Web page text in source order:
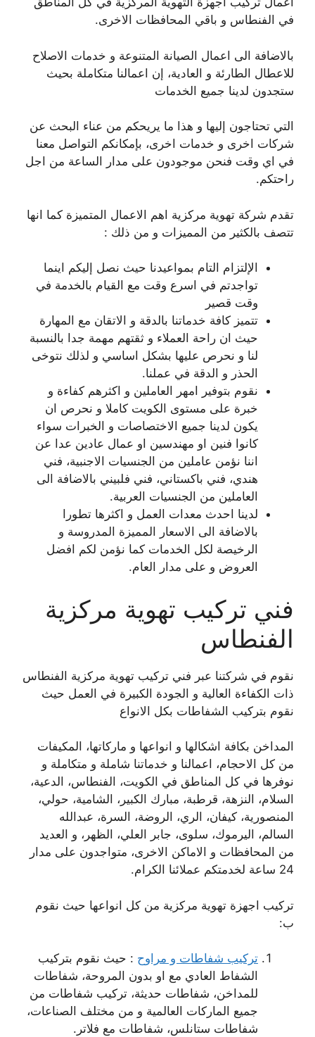
في الفنطاس و باقي المحافظات الاخرى.
بالاضافة الى اعمال الصيانة المتنوعة و خدمات الاصلاح
للاعطال الطارئة و العادية، إن اعمالنا متكاملة بحيث
ستجدون لدينا جميع الخدمات
التي تحتاجون إليها و هذا ما يريحكم من عناء البحث عن
شركات اخرى و خدمات اخرى، بإمكانكم التواصل معنا
في اي وقت فنحن موجودون على مدار الساعة من اجل
راحتكم.
تقدم شركة تهوية مركزية اهم الاعمال المتميزة كما انها
تتصف بالكثير من المميزات و من ذلك :
الإلتزام التام بمواعيدنا حيث نصل إليكم اينما
تواجدتم في اسرع وقت مع القيام بالخدمة في
وقت قصير
تتميز كافة خدماتنا بالدقة و الاتقان مع المهارة
حيث ان راحة العملاء و ثقتهم مهمة جدا بالنسبة
لنا و نحرص عليها بشكل اساسي و لذلك نتوخى
الحذر و الدقة في عملنا.
نقوم بتوفير امهر العاملين و اكثرهم كفاءة و
خبرة على مستوى الكويت كاملا و نحرص ان
يكون لدينا جميع الاختصاصات و الخبرات سواء
كانوا فنين او مهندسين او عمال عادين عدا عن
اننا نؤمن عاملين من الجنسيات الاجنبية، فني
هندي، فني باكستاني، فني فلبيني بالاضافة الى
العاملين من الجنسيات العربية.
لدينا احدث معدات العمل و اكثرها تطورا
بالاضافة الى الاسعار المميزة المدروسة و
الرخيصة لكل الخدمات كما نؤمن لكم افضل
العروض و على مدار العام.
فني تركيب تهوية مركزية
الفنطاس
نقوم في شركتنا عبر فني تركيب تهوية مركزية الفنطاس
ذات الكفاءة العالية و الجودة الكبيرة في العمل حيث
نقوم بتركيب الشفاطات بكل الانواع
المداخن بكافة اشكالها و انواعها و ماركاتها، المكيفات
من كل الاحجام، اعمالنا و خدماتنا شاملة و متكاملة و
نوفرها في كل المناطق في الكويت، الفنطاس، الدعية،
السلام، النزهة، قرطبة، مبارك الكبير، الشامية، حولي،
المنصورية، كيفان، الري، الروضة، السرة، عبدالله
السالم، اليرموك، سلوى، جابر العلي، الظهر، و العديد
من المحافظات و الاماكن الاخرى، متواجدون على مدار
24 ساعة لخدمتكم عملائنا الكرام.
تركيب اجهزة تهوية مركزية من كل انواعها حيث نقوم
ب:
تركيب شفاطات و مراوح : حيث نقوم بتركيب
الشفاط العادي مع او بدون المروحة، شفاطات
للمداخن، شفاطات حديثة، تركيب شفاطات من
جميع الماركات العالمية و من مختلف الصناعات،
شفاطات ستانلس، شفاطات مع فلاتر.